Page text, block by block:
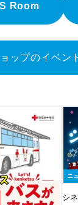
Room
ップのイベン
ニ
シ